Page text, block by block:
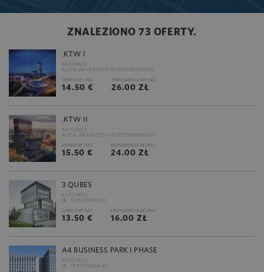
ZNALEZIONO 73 OFERTY.
.KTW I
KATOWICE
ALEJA WALENTEGO ROŹDZIEŃSKIEGO
CZYNSZ M2 /M-C
14.50 €
EKSPLOATACJA M2 /M-C
26.00 ZŁ
.KTW II
KATOWICE
ALEJA WALENTEGO ROŹDZIEŃSKIEGO 1
CZYNSZ M2 /M-C
15.50 €
EKSPLOATACJA M2 /M-C
24.00 ZŁ
3 QUBES
KATOWICE
UL. ŚCIEGIENNEGO
CZYNSZ M2 /M-C
13.50 €
EKSPLOATACJA M2 /M-C
16.00 ZŁ
A4 BUSINESS PARK I PHASE
KATOWICE
UL. FRANCUSKA 42